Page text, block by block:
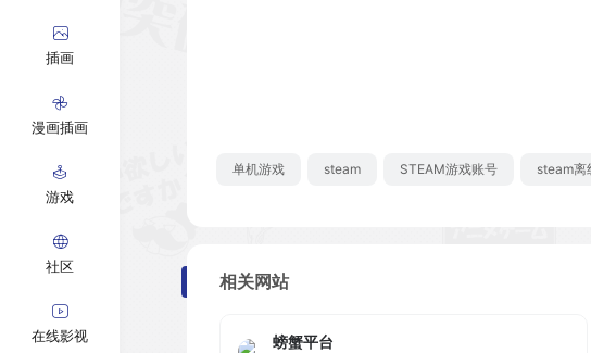
插画
漫画插画
游戏
社区
在线影视
单机游戏 steam STEAM游戏账号 steam离
相关网站
螃蟹平台